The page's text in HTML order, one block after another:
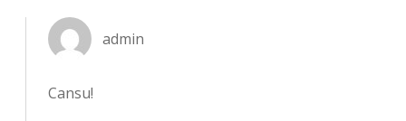
admin
Cansu!